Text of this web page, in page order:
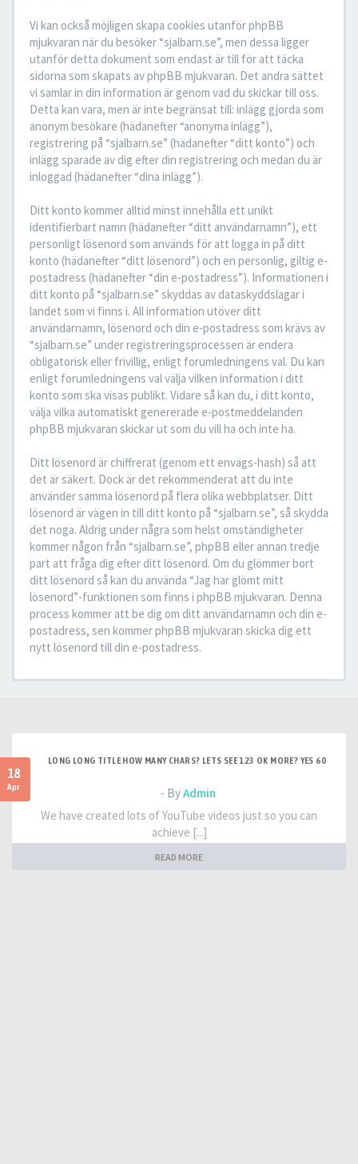
Vi kan också möjligen skapa cookies utanför phpBB
mjukvaran när du besöker “sjalbarn.se”, men dessa ligger
utanför detta dokument som endast är till för att täcka
sidorna som skapats av phpBB mjukvaran. Det andra sättet
vi samlar in din information är genom vad du skickar till oss.
Detta kan vara, men är inte begränsat till: inlägg gjorda som
anonym besökare (hädanefter “anonyma inlägg”),
registrering på “sjalbarn.se” (hädanefter “ditt konto”) och
inlägg sparade av dig efter din registrering och medan du är
inloggad (hädanefter “dina inlägg”).
Ditt konto kommer alltid minst innehålla ett unikt
identifierbart namn (hädanefter “ditt användarnamn”), ett
personligt lösenord som används för att logga in på ditt
konto (hädanefter “ditt lösenord”) och en personlig, giltig e-
postadress (hädanefter “din e-postadress”). Informationen i
ditt konto på “sjalbarn.se” skyddas av dataskyddslagar i
landet som vi finns i. All information utöver ditt
användarnamn, lösenord och din e-postadress som krävs av
“sjalbarn.se” under registreringsprocessen är endera
obligatorisk eller frivillig, enligt forumledningens val. Du kan
enligt forumledningens val välja vilken information i ditt
konto som ska visas publikt. Vidare så kan du, i ditt konto,
välja vilka automatiskt genererade e-postmeddelanden
phpBB mjukvaran skickar ut som du vill ha och inte ha.
Ditt lösenord är chiffrerat (genom ett envägs-hash) så att
det är säkert. Dock är det rekommenderat att du inte
använder samma lösenord på flera olika webbplatser. Ditt
lösenord är vägen in till ditt konto på “sjalbarn.se”, så skydda
det noga. Aldrig under några som helst omständigheter
kommer någon från “sjalbarn.se”, phpBB eller annan tredje
part att fråga dig efter ditt lösenord. Om du glömmer bort
ditt lösenord så kan du använda “Jag har glömt mitt
lösenord”-funktionen som finns i phpBB mjukvaran. Denna
process kommer att be dig om ditt användarnamn och din e-
postadress, sen kommer phpBB mjukvaran skicka dig ett
nytt lösenord till din e-postadress.
18
Apr
LONG LONG TITLE HOW MANY CHARS? LETS SEE 123 OK MORE? YES 60
- ByAdmin
We have created lots of YouTube videos just so you can
achieve [...]
READ MORE